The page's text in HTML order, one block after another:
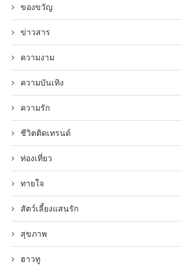
ของขวัญ
ข่าวสาร
ความงาม
ความบันเทิง
ความรัก
ชีวิตติดเทรนด์
ท่องเที่ยว
ทายใจ
สัตว์เลี้ยงแสนรัก
สุขภาพ
ฮาวทู